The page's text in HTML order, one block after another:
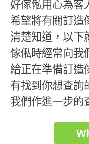
好傢俬用心為客
希望將有關訂造
清楚知道，以下
傢俬時經常向我
給正在準備訂造
有找到你想查詢
我們作進一步的